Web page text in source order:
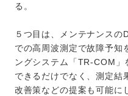
る。
５つ目は、メンテナンスの
での高周波測定で故障予知
ングシステム「TR-COM」
できるだけでなく、測定結
改善策などの提案も可能に